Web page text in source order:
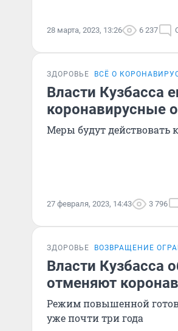
28 марта, 2023, 13:26 6 237
ЗДОРОВЬЕ ВСЁ О
Власти Кузбасса
коронавирусные
Меры будут
27 февраля, 2023, 14:43 3 796
ЗДОРОВЬЕ ВОЗВРАЩЕНИЕ
Власти Кузбасса
отменяют
Режим повышенной
уже почти три года